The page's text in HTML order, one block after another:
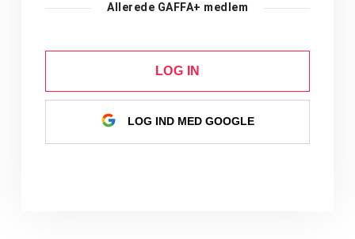
Allerede GAFFA+ medlem
LOG IN
LOG IND MED GOOGLE